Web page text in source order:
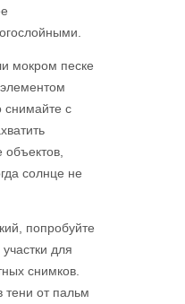
мокром песке
снимайте с
солнце не
попробуйте
для
снимков.
от пальм